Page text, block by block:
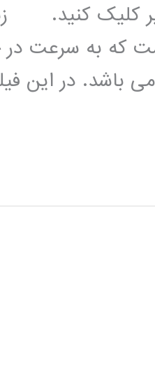
کلیک کنید.
که به سرعت
می باشد. در این